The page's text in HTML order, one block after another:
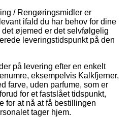
/ Rengøringsmidler er
ifald du har behov for dine
øjemed er det selvfølgelig
leveringstidspunkt på den
på levering efter en enkelt
eksempelvis Kalkfjerner,
farve, uden parfume, som er
for et fastslået tidspunkt,
for at nå at få bestillingen
tager hjem.